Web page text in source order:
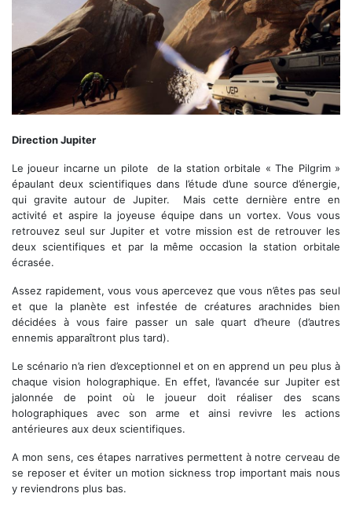
Direction Jupiter
Le joueur incarne un pilote de la station orbitale « The Pilgrim »
épaulant deux scientifiques dans l’étude d’une source d’énergie,
qui gravite autour de Jupiter. Mais cette dernière entre en
activité et aspire la joyeuse équipe dans un vortex. Vous vous
retrouvez seul sur Jupiter et votre mission est de retrouver les
deux scientifiques et par la même occasion la station orbitale
écrasée.
Assez rapidement, vous vous apercevez que vous n’êtes pas seul
et que la planète est infestée de créatures arachnides bien
décidées à vous faire passer un sale quart d’heure (d’autres
ennemis apparaîtront plus tard).
Le scénario n’a rien d’exceptionnel et on en apprend un peu plus à
chaque vision holographique. En effet, l’avancée sur Jupiter est
jalonnée de point où le joueur doit réaliser des scans
holographiques avec son arme et ainsi revivre les actions
antérieures aux deux scientifiques.
A mon sens, ces étapes narratives permettent à notre cerveau de
se reposer et éviter un motion sickness trop important mais nous
y reviendrons plus bas.